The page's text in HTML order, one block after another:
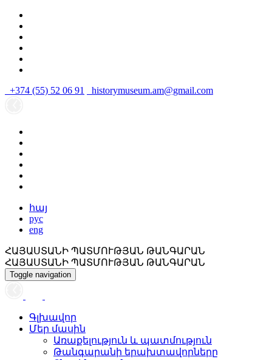
+374 (55) 52 06 91 historymuseum.am@gmail.com
հայ
рус
eng
ՀԱՅԱՍՏԱՆԻ ՊԱՏՄՈՒԹՅԱՆ ԹԱՆԳԱՐԱՆ
ՀԱՅԱՍՏԱՆԻ ՊԱՏՄՈՒԹՅԱՆ ԹԱՆԳԱՐԱՆ
Toggle navigation
Գլխավոր
Մեր մասին
Առաքելություն և պատմություն
Թանգարանի երախտավորները